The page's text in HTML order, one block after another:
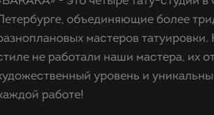
объединяющие более
мастеров
не работали наши мастера, их
уровень и
работе!